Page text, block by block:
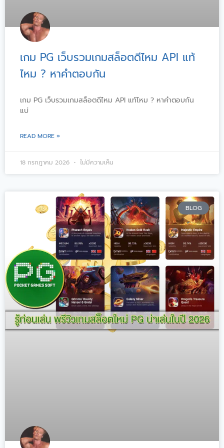
เกม PG เว็บรวมเกมสล็อตดีไหม API แท้
ไหม ? หาคำตอบกัน
เกม PG เว็บรวมเกมสล็อตดีไหม API แท้ไหม ? หาคำตอบกัน
แบ่
READ MORE »
18 กรกฎาคม 2026 ไม่มีความเห็น
BLOG